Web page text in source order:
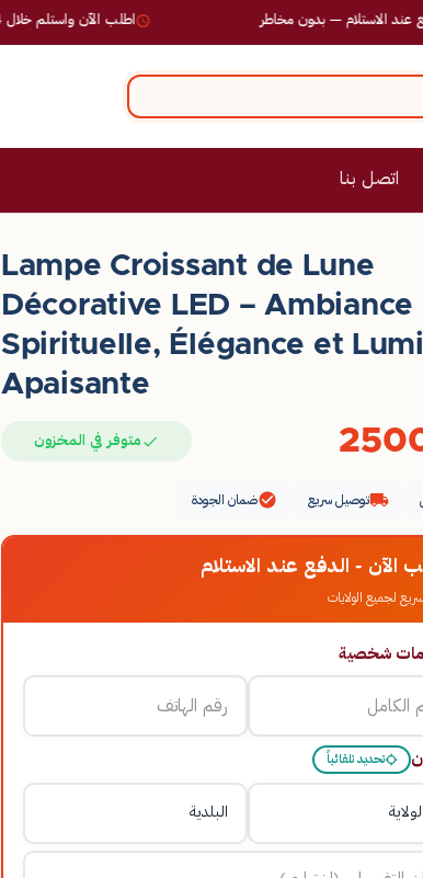
اطلب الآن واستلم خلال 24-72 ساعة — بدون مخاطر
اتصل بنا
Lampe Croissant de Lune
Décorative LED – Ambiance
Spirituelle, Élégance et
Apaisante
متوفر في المخزون
توصيل سريع ضمان الجودة
الآن - الدفع عند الاستلام
لجميع الولايات
شخصية
تحديد تلقائياً